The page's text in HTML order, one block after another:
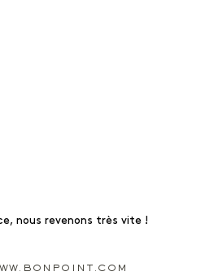
nous revenons très vite !